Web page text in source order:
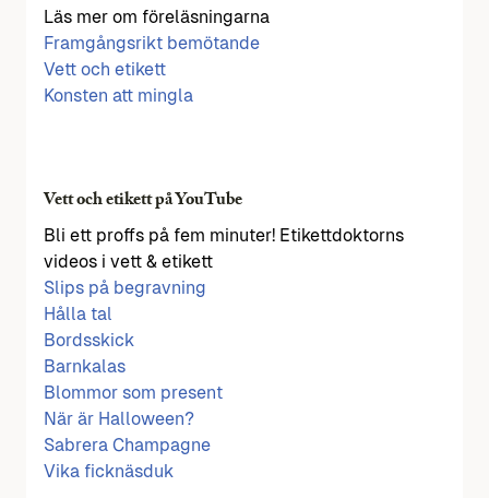
Läs mer om föreläsningarna
Framgångsrikt bemötande
Vett och etikett
Konsten att mingla
Vett och etikett på YouTube
Bli ett proffs på fem minuter! Etikettdoktorns
videos i vett & etikett
Slips på begravning
Hålla tal
Bordsskick
Barnkalas
Blommor som present
När är Halloween?
Sabrera Champagne
Vika ficknäsduk